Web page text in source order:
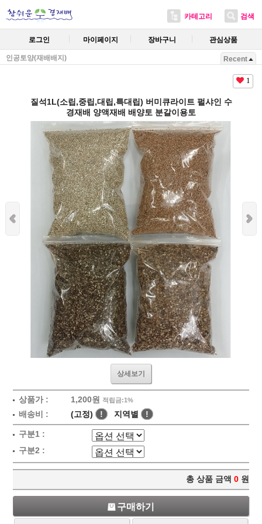
카테고리 검색
로그인 마이페이지 장바구니 관심상품
인공토양(재배배지) Recent
1
질석1L(소립,중립,대립,특대립) 버미큐라이트 펄샤인 수
경재배 양액재배 배양토 분갈이용토
상세보기
상품가 : 1,200원 적립금:1%
배송비 : (고정) ! 지역별 !
구분1 :
구분2 :
총 상품 금액 0 원
구매하기